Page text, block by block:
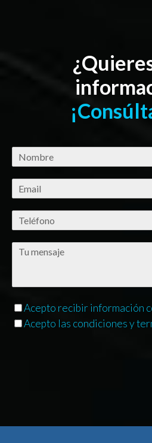
Acepto recibir información
Acepto las condiciones y